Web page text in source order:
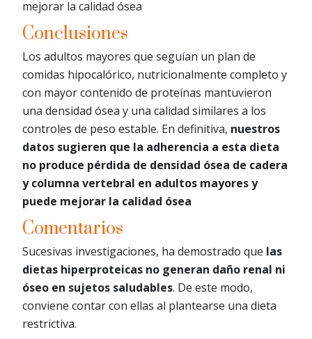
mejorar la calidad ósea
Conclusiones
Los adultos mayores que seguían un plan de
comidas hipocalórico, nutricionalmente completo y
con mayor contenido de proteínas mantuvieron
una densidad ósea y una calidad similares a los
controles de peso estable. En definitiva, nuestros
datos sugieren que la adherencia a esta dieta
no produce pérdida de densidad ósea de cadera
y columna vertebral en adultos mayores y
puede mejorar la calidad ósea
Comentarios
Sucesivas investigaciones, ha demostrado que las
dietas hiperproteicas no generan daño renal ni
óseo en sujetos saludables. De este modo,
conviene contar con ellas al plantearse una dieta
restrictiva.